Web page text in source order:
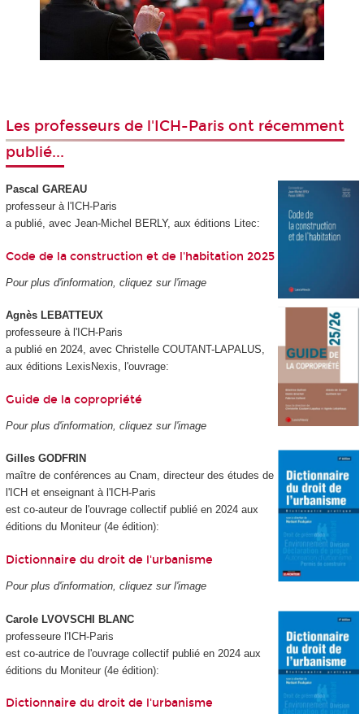
Les professeurs de l'ICH-Paris ont récemment
publié...
Pascal GAREAU
professeur à l'ICH-Paris
a publié, avec Jean-Michel BERLY, aux éditions Litec:
Code de la construction et de l'habitation 2025
Pour plus d'information, cliquez sur l'image
Agnès LEBATTEUX
professeure à l'ICH-Paris
a publié en 2024, avec Christelle COUTANT-LAPALUS,
aux éditions LexisNexis, l'ouvrage:
Guide de la copropriété
Pour plus d'information, cliquez sur l'image
Gilles GODFRIN
maître de conférences au Cnam, directeur des études de
l'ICH et enseignant à l'ICH-Paris
est co-auteur de l'ouvrage collectif publié en 2024 aux
éditions du Moniteur (4e édition):
Dictionnaire du droit de l'urbanisme
Pour plus d'information, cliquez sur l'image
Carole LVOVSCHI BLANC
professeure l'ICH-Paris
est co-autrice de l'ouvrage collectif publié en 2024 aux
éditions du Moniteur (4e édition):
Dictionnaire du droit de l'urbanisme